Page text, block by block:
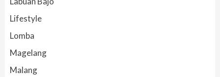
Lifestyle
Lomba
Magelang
Malang